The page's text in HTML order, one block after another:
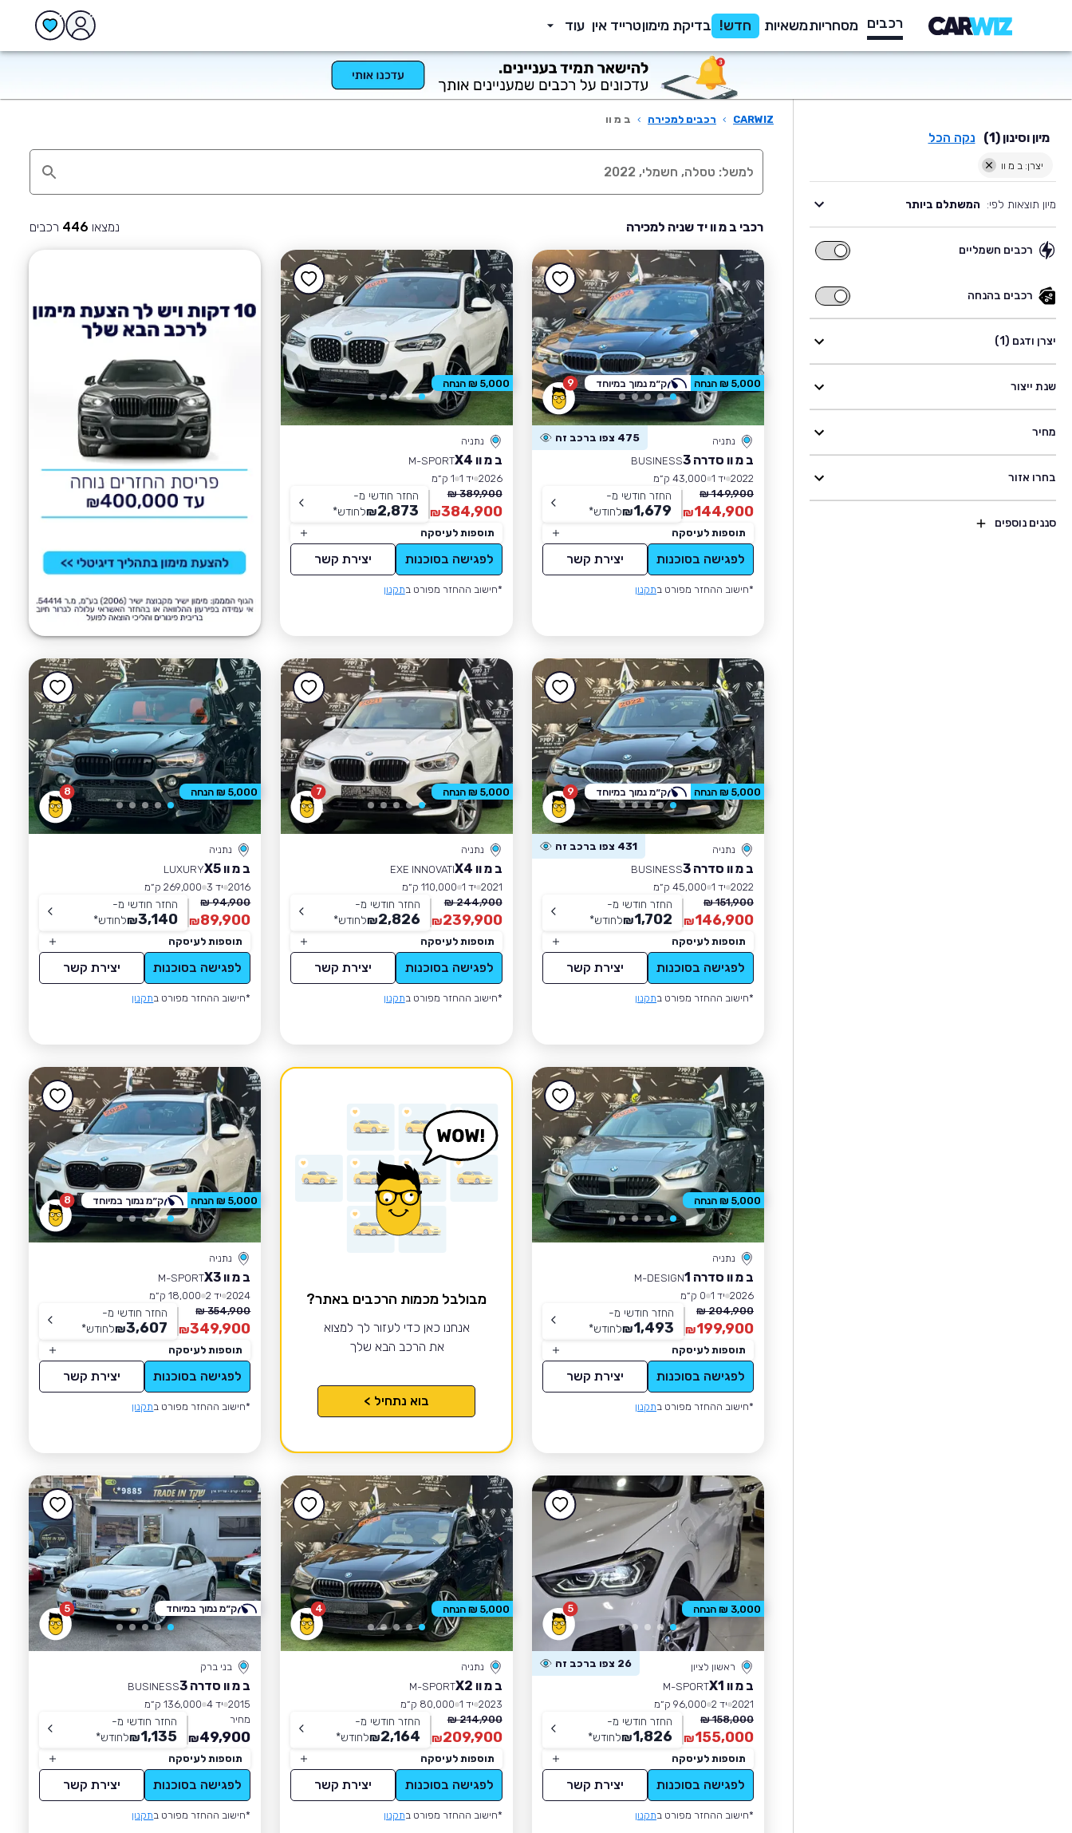
רכבים מסחריותמשאיות חדש! בדיקת מימוןטרייד אין עוד
מיון וסינון (1) נקה הכל
יצרן: ב מ וו
מיון תוצאות לפי: המשתלם ביותר
רכבים חשמליים
רכבים
רכבים בהנחה
רכבים
בהנחה
יצרן ודגם (1)
שנת ייצור
מחיר
בחרו אזור
סננים נוספים
CARWIZ
› רכבים למכירה › ב מ וו
רכבי ב מ וו יד שניה למכירה נמצאו 446 רכבים
9
נתניה 475 צפו ברכב זה
ב מ וו סדרה 3
BUSINESS
2022 יד 1
43,000 ק״מ
149,900 ₪
144,900
₪
החזר חודשי מ-
1,679
₪לחודש*
תוספות לעיסקה
לפגישה בסוכנות יצירת קשר
*חישוב ההחזר מפורט בתקנון
5,000 ₪ הנחה ק״מ נמוך במיוחד
נתניה
ב מ וו X4
M-SPORT
2026 יד 1
1 ק״מ
389,900 ₪
384,900
₪
החזר חודשי מ-
2,873
₪לחודש*
תוספות לעיסקה
לפגישה בסוכנות יצירת קשר
*חישוב ההחזר מפורט בתקנון
5,000 ₪ הנחה
9
נתניה 431 צפו ברכב זה
ב מ וו סדרה 3
BUSINESS
2022 יד 1
45,000 ק״מ
151,900 ₪
146,900
₪
החזר חודשי מ-
1,702
₪לחודש*
תוספות לעיסקה
לפגישה בסוכנות יצירת קשר
*חישוב ההחזר מפורט בתקנון
5,000 ₪ הנחה ק״מ נמוך במיוחד 7
נתניה
ב מ וו X4
EXE INNOVATI
2021 יד 1
110,000 ק״מ
244,900 ₪
239,900
₪
החזר חודשי מ-
2,826
₪לחודש*
תוספות לעיסקה
לפגישה בסוכנות יצירת קשר
*חישוב ההחזר מפורט בתקנון
5,000 ₪ הנחה 8
נתניה
ב מ וו X5
LUXURY
2016 יד 3
269,000 ק״מ
94,900 ₪
89,900
₪
החזר חודשי מ-
3,140
₪לחודש*
תוספות לעיסקה
לפגישה בסוכנות יצירת קשר
*חישוב ההחזר מפורט בתקנון
5,000 ₪ הנחה
נתניה
ב מ וו סדרה 1
M-DESIGN
2026 יד 1
0 ק״מ
204,900 ₪
199,900
₪
החזר חודשי מ-
1,493
₪לחודש*
תוספות לעיסקה
לפגישה בסוכנות יצירת קשר
*חישוב ההחזר מפורט בתקנון
5,000 ₪ הנחה
מבולבל מכמות הרכבים באתר?
אנחנו כאן כדי לעזור לך למצוא
את הרכב הבא שלך
בוא נתחיל >
8
נתניה
ב מ וו X3
M-SPORT
2024 יד 2
18,000 ק״מ
354,900 ₪
349,900
₪
החזר חודשי מ-
3,607
₪לחודש*
תוספות לעיסקה
לפגישה בסוכנות יצירת קשר
*חישוב ההחזר מפורט בתקנון
5,000 ₪ הנחה ק״מ נמוך במיוחד
5
ראשון לציון 26 צפו ברכב זה
ב מ וו X1
M-SPORT
2021 יד 2
96,000 ק״מ
158,000 ₪
155,000
₪
החזר חודשי מ-
1,826
₪לחודש*
תוספות לעיסקה
לפגישה בסוכנות יצירת קשר
*חישוב ההחזר מפורט בתקנון
3,000 ₪ הנחה 4
נתניה
ב מ וו X2
M-SPORT
2023 יד 1
80,000 ק״מ
214,900 ₪
209,900
₪
החזר חודשי מ-
2,164
₪לחודש*
תוספות לעיסקה
לפגישה בסוכנות יצירת קשר
*חישוב ההחזר מפורט בתקנון
5,000 ₪ הנחה 5
בני ברק
ב מ וו סדרה 3
BUSINESS
2015 יד 4
136,000 ק״מ
מחיר
49,900
₪
החזר חודשי מ-
1,135
₪לחודש*
תוספות לעיסקה
לפגישה בסוכנות יצירת קשר
*חישוב ההחזר מפורט בתקנון
ק״מ נמוך במיוחד